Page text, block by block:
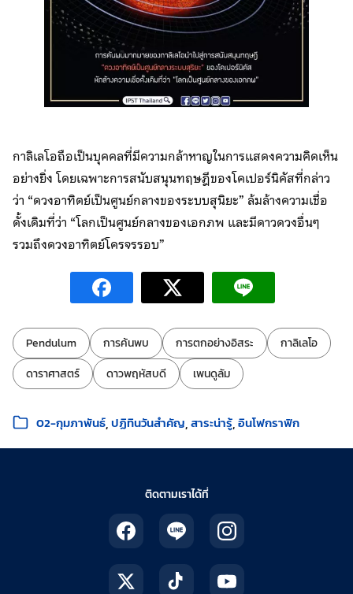
กาลิเลโอถือเป็นบุคคลที่มีความกล้าหาญในการแสดงความคิดเห็น
อย่างยิ่ง โดยเฉพาะการสนับสนุนทฤษฎีของโคเปอร์นิคัสที่กล่าว
ว่า “ดวงอาทิตย์เป็นศูนย์กลางของระบบสุนิยะ” ล้มล้างความเชื่อ
ดั้งเดิมที่ว่า “โลกเป็นศูนย์กลางของเอกภพ และมีดาวดวงอื่นๆ
รวมถึงดวงอาทิตย์โครจรรอบ”
ป้ายกำกับ:
Pendulum การค้นพบ การตกอย่างอิสระ
กาลิเลโอ
ดาราศาสตร์
ดาวพฤหัสบดี เพนดูลัม
หมวดหมู่:
02-กุมภาพันธ์ ปฏิทินวันสำคัญ สาระน่ารู้ อินโฟกราฟิก
ติดตามเราได้ที่